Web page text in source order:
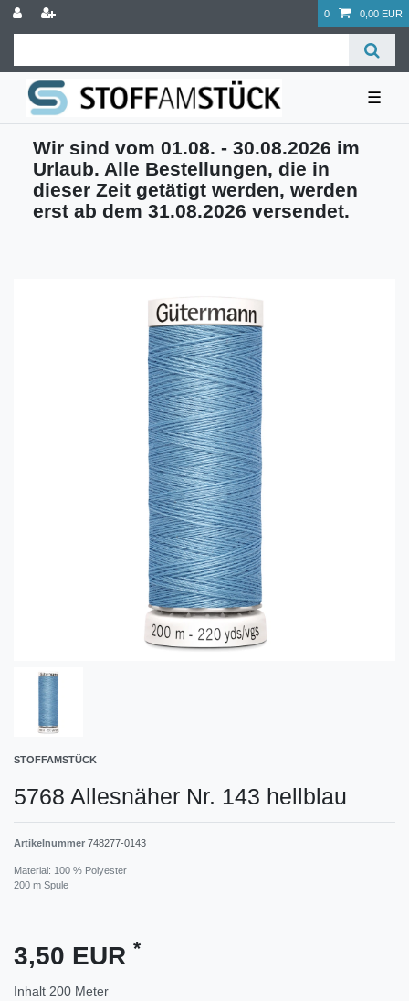
0 0,00 EUR
☰
Wir sind vom 01.08. - 30.08.2026 im
Urlaub. Alle Bestellungen, die in
dieser Zeit getätigt werden, werden
erst ab dem 31.08.2026 versendet.
STOFFAMSTÜCK
5768 Allesnäher Nr. 143 hellblau
Artikelnummer 748277-0143
Material: 100 % Polyester
200 m Spule
3,50 EUR *
Inhalt 200 Meter